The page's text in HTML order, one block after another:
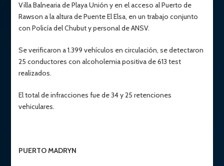
Villa Balnearia de Playa Unión y en el acceso al Puerto de
Rawson a la altura de Puente El Elsa, en un trabajo conjunto
con Policía del Chubut y personal de ANSV.
Se verificaron a 1.399 vehículos en circulación, se detectaron
25 conductores con alcoholemia positiva de 613 test
realizados.
El total de infracciones fue de 34 y 25 retenciones
vehiculares.
PUERTO MADRYN